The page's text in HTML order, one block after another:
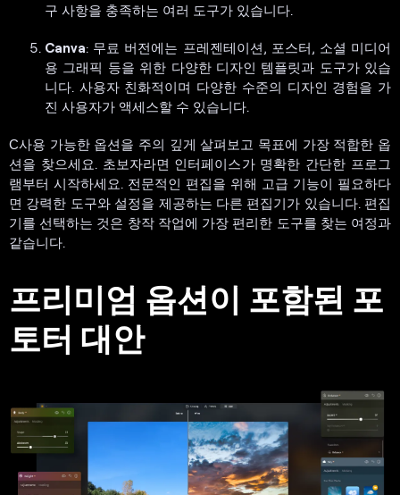
구 사항을 충족하는 여러 도구가 있습니다.
Canva: 무료 버전에는 프레젠테이션, 포스터, 소셜 미디어
용 그래픽 등을 위한 다양한 디자인 템플릿과 도구가 있습
니다. 사용자 친화적이며 다양한 수준의 디자인 경험을 가
진 사용자가 액세스할 수 있습니다.
С사용 가능한 옵션을 주의 깊게 살펴보고 목표에 가장 적합한 옵
션을 찾으세요. 초보자라면 인터페이스가 명확한 간단한 프로그
램부터 시작하세요. 전문적인 편집을 위해 고급 기능이 필요하다
면 강력한 도구와 설정을 제공하는 다른 편집기가 있습니다. 편집
기를 선택하는 것은 창작 작업에 가장 편리한 도구를 찾는 여정과
같습니다.
프리미엄 옵션이 포함된 포
토터 대안